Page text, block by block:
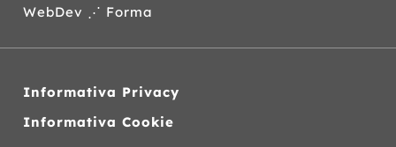
WebDev ⋰ Forma
Informativa Privacy
Informativa Cookie